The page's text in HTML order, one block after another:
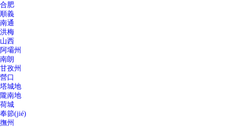
合肥
順義
南通
洪梅
山西
阿壩州
南朗
甘孜州
營口
塔城地
隴南地
荷城
奉節(jié)
撫州